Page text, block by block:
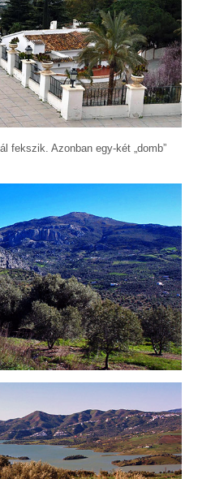
fekszik. Azonban egy-két „domb”